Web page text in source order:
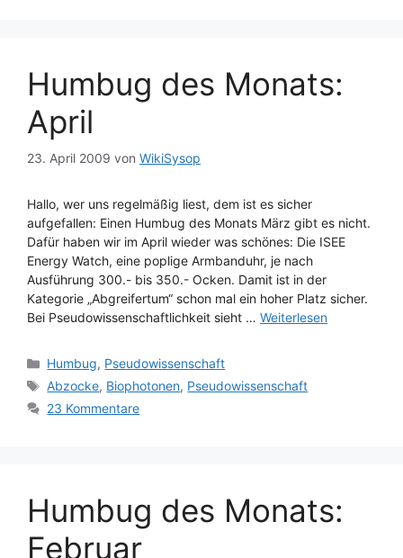
Humbug des Monats:
April
23. April 2009 von WikiSysop
Hallo, wer uns regelmäßig liest, dem ist es sicher
aufgefallen: Einen Humbug des Monats März gibt es nicht.
Dafür haben wir im April wieder was schönes: Die ISEE
Energy Watch, eine poplige Armbanduhr, je nach
Ausführung 300.- bis 350.- Ocken. Damit ist in der
Kategorie „Abgreifertum“ schon mal ein hoher Platz sicher.
Bei Pseudowissenschaftlichkeit sieht … Weiterlesen
Kategorien
Humbug, Pseudowissenschaft
Schlagwörter
Abzocke, Biophotonen, Pseudowissenschaft
23 Kommentare
Humbug des Monats:
Februar